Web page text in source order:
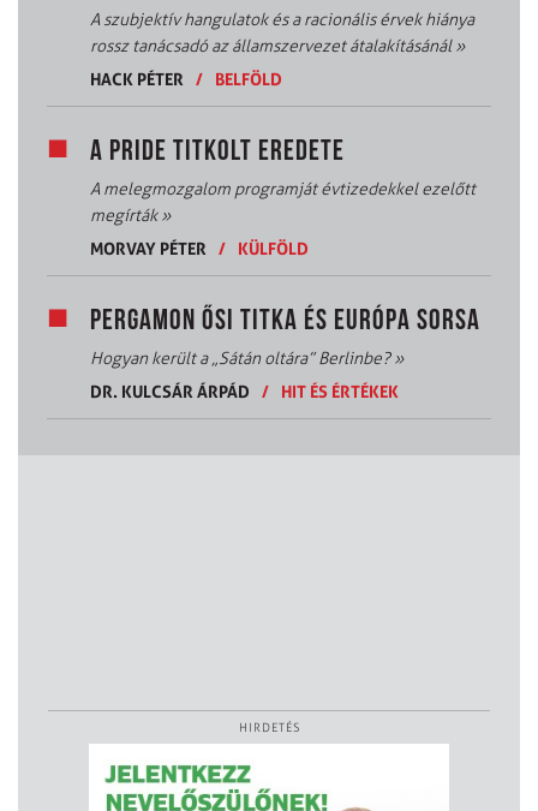
A szubjektív hangulatok és a racionális érvek hiánya
rossz tanácsadó az államszervezet átalakításánál»
HACK PÉTER
/ BELFÖLD
A PRIDE TITKOLT EREDETE
A melegmozgalom programját évtizedekkel ezelőtt
megírták»
MORVAY PÉTER
/ KÜLFÖLD
PERGAMON ŐSI TITKA ÉS EURÓPA SORSA
Hogyan került a „Sátán oltára” Berlinbe?»
DR. KULCSÁR ÁRPÁD
/ HIT ÉS ÉRTÉKEK
HIRDETÉS